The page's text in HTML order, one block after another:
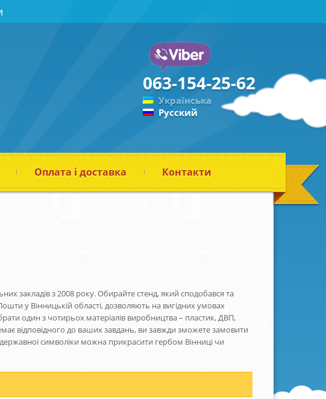
063-154-25-62
Українська
Русский
Оплата і доставка Контакти
закладів з 2008 року. Обирайте стенд, який сподобався та
у Вінницькій області, дозволяють на вигідних умовах
один з чотирьох матеріалів виробництва – пластик, ДВП,
відповідного до ваших завдань, ви завжди зможете замовити
символіки можна прикрасити гербом Вінниці чи